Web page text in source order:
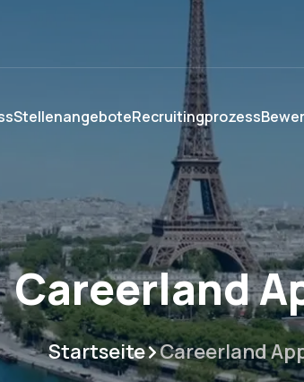
StellenangeboteRecruitingprozess
Careerland
Startseite Careerland